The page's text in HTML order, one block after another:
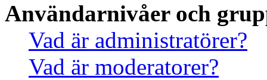
Användarnivåer och
Vad är administratörer?
Vad är moderatorer?